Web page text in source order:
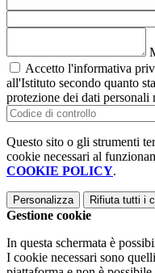
Accetto l'informativa
all'Istituto secondo quanto
protezione dei dati
Questo sito o gli strumenti
cookie necessari al
COOKIE POLICY.
Personalizza Rifiuta tutti i
Gestione cookie
In questa schermata è
I cookie necessari sono